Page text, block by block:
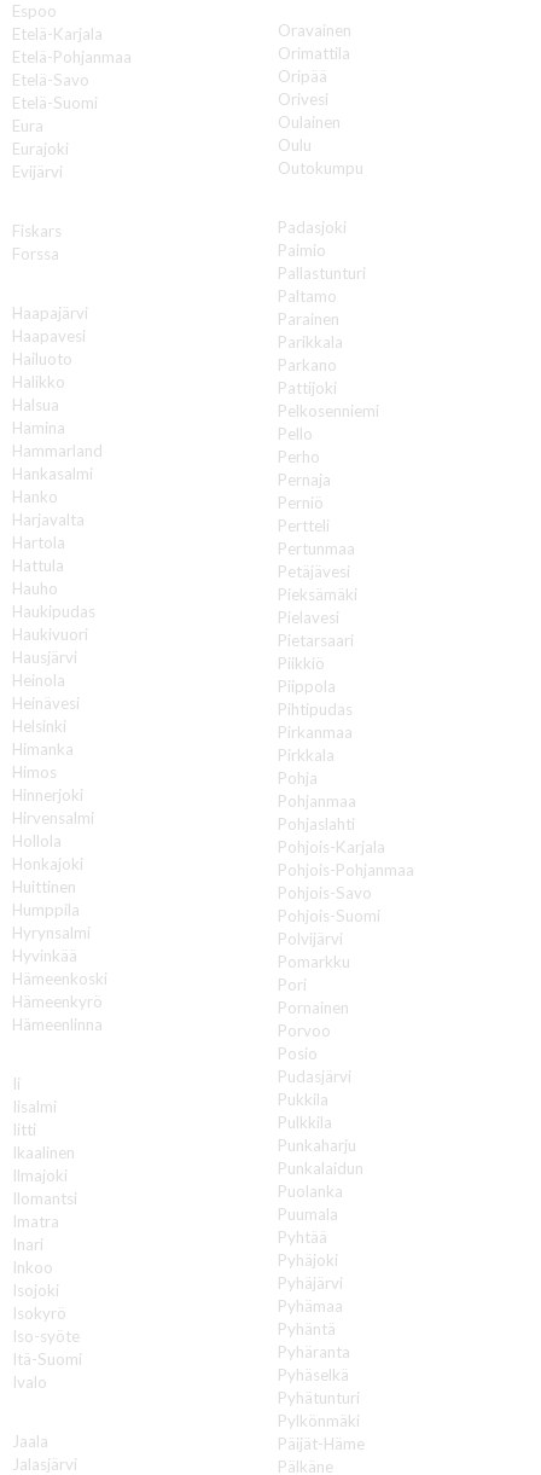
Espoo
Etelä-Karjala
Etelä-Pohjanmaa
Etelä-Savo
Etelä-Suomi
Eura
Eurajoki
Evijärvi
Fiskars
Forssa
Haapajärvi
Haapavesi
Hailuoto
Halikko
Halsua
Hamina
Hammarland
Hankasalmi
Hanko
Harjavalta
Hartola
Hattula
Hauho
Haukipudas
Haukivuori
Hausjärvi
Heinola
Heinävesi
Helsinki
Himanka
Himos
Hinnerjoki
Hirvensalmi
Hollola
Honkajoki
Huittinen
Humppila
Hyrynsalmi
Hyvinkää
Hämeenkoski
Hämeenkyrö
Hämeenlinna
Ii
Iisalmi
Iitti
Ikaalinen
Ilmajoki
Ilomantsi
Imatra
Inari
Inkoo
Isojoki
Isokyrö
Iso-syöte
Itä-Suomi
Ivalo
Jaala
Jalasjärvi
Oravainen
Orimattila
Oripää
Orivesi
Oulainen
Oulu
Outokumpu
Padasjoki
Paimio
Pallastunturi
Paltamo
Parainen
Parikkala
Parkano
Pattijoki
Pelkosenniemi
Pello
Perho
Pernaja
Perniö
Pertteli
Pertunmaa
Petäjävesi
Pieksämäki
Pielavesi
Pietarsaari
Piikkiö
Piippola
Pihtipudas
Pirkanmaa
Pirkkala
Pohja
Pohjanmaa
Pohjaslahti
Pohjois-Karjala
Pohjois-Pohjanmaa
Pohjois-Savo
Pohjois-Suomi
Polvijärvi
Pomarkku
Pori
Pornainen
Porvoo
Posio
Pudasjärvi
Pukkila
Pulkkila
Punkaharju
Punkalaidun
Puolanka
Puumala
Pyhtää
Pyhäjoki
Pyhäjärvi
Pyhämaa
Pyhäntä
Pyhäranta
Pyhäselkä
Pyhätunturi
Pylkönmäki
Päijät-Häme
Pälkäne